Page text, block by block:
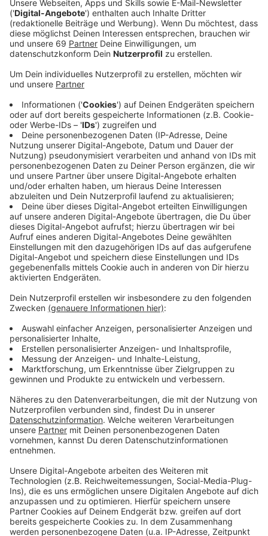
Veröffentlicht:Freitag, 28.06.2024 05:30
Anzeige
Der Bogen, über den künftig der Verkehr in Richtung
Innenstadt und Autobahn fließen soll, wird heute
(28.06.) freigegeben. Auf dem Foto könnt ihr sehen,
wie der Verkehr künftig fließen soll. Seit drei Jahren
wird an der Umgehungsstraße/Warendorfer Straße
gebaut, vor allem während des Berufsverkehrs gibt es
immer wieder lange Staus.
Anzeige
Das verändert sich durch den Bogen
Anzeige
In Zukunft geht es ab der Mondstraße nur noch
Frühjahr 2025 sollen an der Warendorfer Straße auch
die Kreuzung Mondstraße und der Bahnübergang fertig
sein. In der Gegenrichtung geht es aber erst im
kommenden Jahr über den neuen Bogen. Dann erst
zwischen Telgte, Handorf und Münster gebaut. Auch
die Bauarbeiten am Trog der Umgehungsstraße durch
Mauritz kommen voran: Noch im September soll der
Verkehr über die westliche Seite rollen.
Hier erhaltet ihr weitere Infos zur Baustelle.
Anzeige